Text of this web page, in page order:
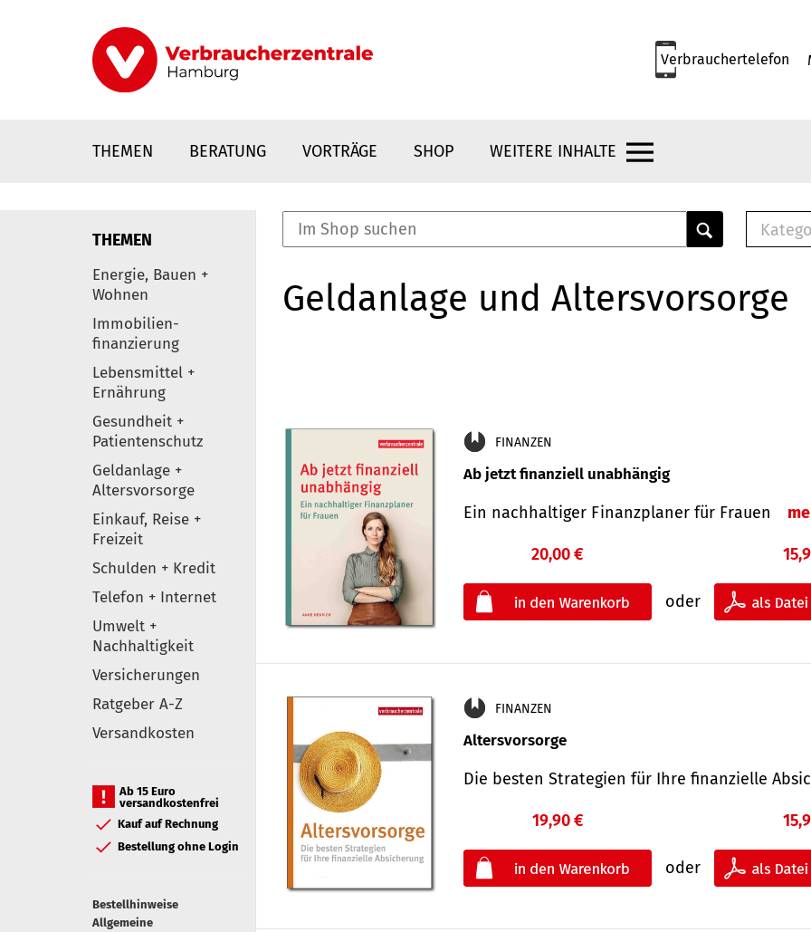
Verbrauchertelefon
THEMEN BERATUNG VORTRÄGE SHOP WEITERE INHALTE
Elemente
THEMEN
Energie, Bauen +
Wohnen
Immobilien-
finanzierung
Lebensmittel +
Ernährung
Gesundheit +
Patientenschutz
Geldanlage +
Altersvorsorge
Einkauf, Reise +
Freizeit
Schulden + Kredit
Telefon + Internet
Umwelt +
Nachhaltigkeit
Versicherungen
Ratgeber A-Z
Versandkosten
Ab 15 Euro
versandkostenfrei
Kauf auf Rechnung
Bestellung ohne Login
Bestellhinweise
Allgemeine
E-
Geldanlage und Altersvorsorge
FINANZEN
Ab jetzt finanziell unabhängig
Ein nachhaltiger Finanzplaner für Frauen
20,00 €
oder
FINANZEN
Altersvorsorge
Die besten Strategien für Ihre finanzielle
19,90 €
oder